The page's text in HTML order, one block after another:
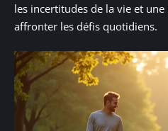
les incertitudes de la vie et
affronter les défis quotidiens.